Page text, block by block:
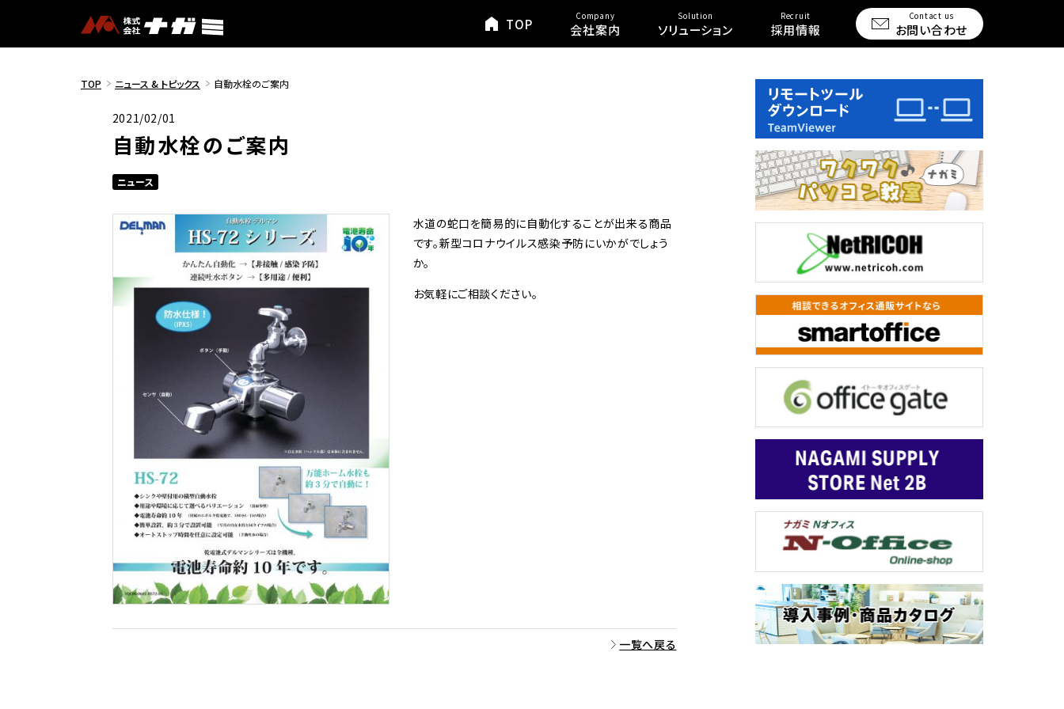
TOP Company
会社案内
Solution
ソリューション
Recruit
採用情報
Contact us
お問い合わせ
TOP ニュース & トピックス 自動水栓のご案内
2021/02/01
自動水栓のご案内
ニュース
水道の蛇口を簡易的に自動化することが出来る商品
です。新型コロナウイルス感染予防にいかがでしょう
か。
お気軽にご相談ください。
一覧へ戻る